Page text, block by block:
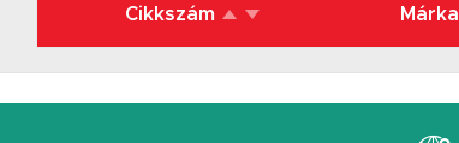
Cikkszám Márka